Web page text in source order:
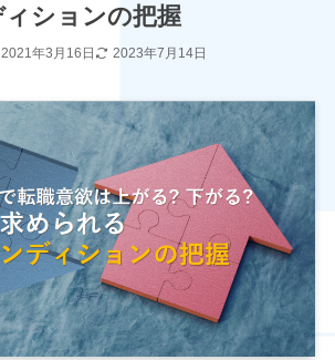
ィションの把握
2021年3月16日 2023年7月14日